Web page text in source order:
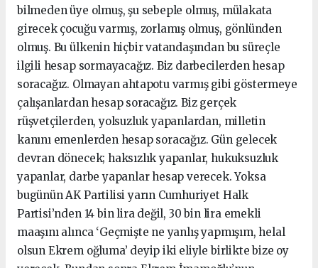
bilmeden üye olmuş, şu sebeple olmuş, mülakata
girecek çocuğu varmış, zorlamış olmuş, gönlünden
olmuş. Bu ülkenin hiçbir vatandaşından bu süreçle
ilgili hesap sormayacağız. Biz darbecilerden hesap
soracağız. Olmayan ahtapotu varmış gibi göstermeye
çalışanlardan hesap soracağız. Biz gerçek
rüşvetçilerden, yolsuzluk yapanlardan, milletin
kanını emenlerden hesap soracağız. Gün gelecek
devran dönecek; haksızlık yapanlar, hukuksuzluk
yapanlar, darbe yapanlar hesap verecek. Yoksa
bugünün AK Partilisi yarın Cumhuriyet Halk
Partisi’nden 14 bin lira değil, 30 bin lira emekli
maaşını alınca ‘Geçmişte ne yanlış yapmışım, helal
olsun Ekrem oğluma’ deyip iki eliyle birlikte bize oy